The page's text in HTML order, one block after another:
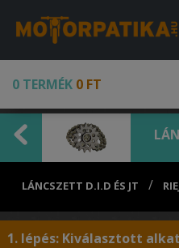
0 TERMÉK 0 FT
LÁNCSZETT D.I.D ÉS JT /
1. lépés: Kiválasztott